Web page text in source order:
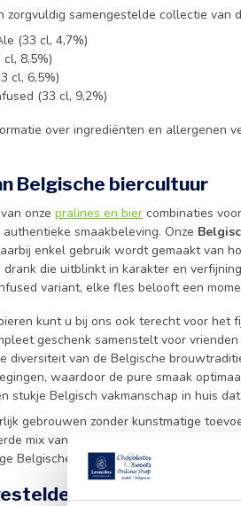
zorgvuldig samengestelde collectie van
(33 cl, 4,7%)
8,5%)
cl, 6,5%)
(33 cl, 9,2%)
over ingrediënten en allergenen
Belgische biercultuur
onze pralines en bier combinaties
smaakbeleving. Onze
enkel gebruik wordt gemaakt van
die uitblinkt in karakter en
variant, elke fles belooft een
kunt u bij ons ook terecht voor het
geschenk samenstelt voor
diversiteit van de Belgische
waardoor de pure smaak
stukje Belgisch vakmanschap in huis
gebrouwen zonder kunstmatige
mix van vier unieke bierstijlen.
Belgische kwaliteit uit Poperinge.
vragen over